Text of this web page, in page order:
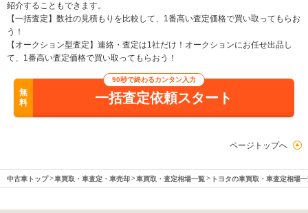
紹介することもできます。
【一括査定】数社の見積もりを比較して、1番高い査定価格で買い取ってもらお
う！
【オークション型査定】連絡・査定は1社だけ！オークションにお任せ出品し
て、1番高い査定価格で買い取ってもらおう！
無
料
90秒で終わるカンタン入力
一括査定依頼スタート
ページトップへ
中古車トップ 車買取・車査定・車売却 車買取・査定相場一覧 トヨタの車買取・車査定相場